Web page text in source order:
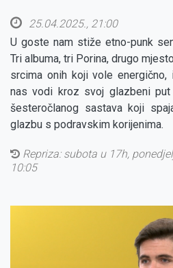
25.04.2025., 21:00
U goste nam stiže etno-punk
Tri albuma, tri Porina, drugo
srcima onih koji vole
nas vodi kroz svoj glazbeni
šesteročlanog sastava koji
glazbu s podravskim korijenima.
Repriza: subota u 17h,
10:05